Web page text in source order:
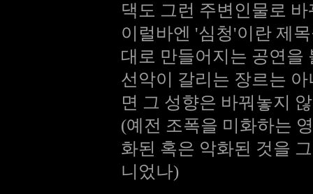
댁도 그런 주변인물로
이럴바엔 '심청'이란 제
대로 만들어지는 공연을
선악이 갈리는 장르는
면 그 성향은 바꿔놓지
(예전 조폭을 미화하는
화된 혹은 악화된 것을
니었나)